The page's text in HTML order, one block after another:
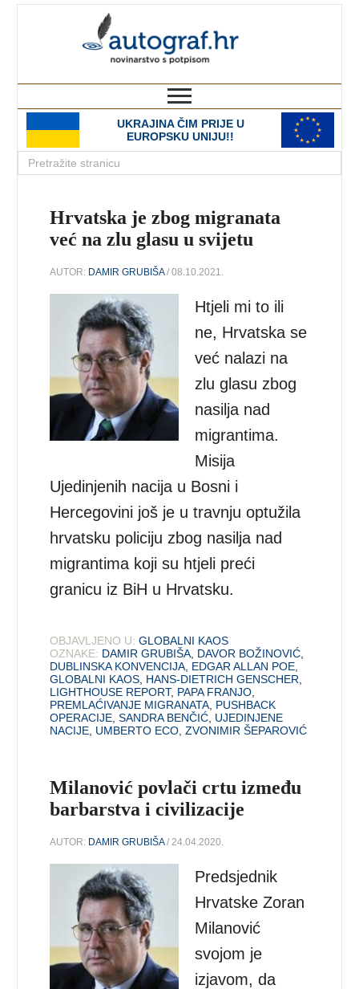
UKRAJINA ČIM PRIJE U
EUROPSKU UNIJU!!
Hrvatska je zbog migranata
već na zlu glasu u svijetu
AUTOR: DAMIR GRUBIŠA/ 08.10.2021.
Htjeli mi to ili
ne, Hrvatska se
već nalazi na
zlu glasu zbog
nasilja nad
migrantima.
Misija
Ujedinjenih nacija u Bosni i
Hercegovini još je u travnju optužila
hrvatsku policiju zbog nasilja nad
migrantima koji su htjeli preći
granicu iz BiH u Hrvatsku.
OBJAVLJENO U: GLOBALNI KAOS
OZNAKE: DAMIR GRUBIŠA DAVOR BOŽINOVIĆ
DUBLINSKA KONVENCIJA EDGAR ALLAN POE
GLOBALNI KAOS HANS-DIETRICH GENSCHER
LIGHTHOUSE REPORT, PAPA FRANJO
PREMLAĆIVANJE MIGRANATA PUSHBACK
OPERACIJE ,SANDRA BENČIĆ UJEDINJENE
NACIJE UMBERTO ECO ,ZVONIMIR ŠEPAROVIĆ
Milanović povlači crtu između
barbarstva i civilizacije
AUTOR: DAMIR GRUBIŠA/ 24.04.2020.
Predsjednik
Hrvatske Zoran
Milanović
svojom je
izjavom, da